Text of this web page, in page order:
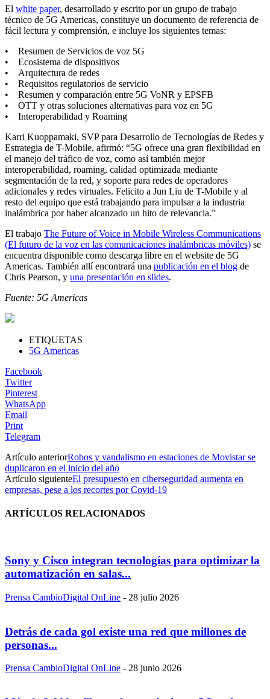
El white paper, desarrollado y escrito por un grupo de trabajo
técnico de 5G Americas, constituye un documento de referencia de
fácil lectura y comprensión, e incluye los siguientes temas:
• Resumen de Servicios de voz 5G
• Ecosistema de dispositivos
• Arquitectura de redes
• Requisitos regulatorios de servicio
• Resumen y comparación entre 5G VoNR y EPSFB
• OTT y otras soluciones alternativas para voz en 5G
• Interoperabilidad y Roaming
Karri Kuoppamaki, SVP para Desarrollo de Tecnologías de Redes y
Estrategia de T-Mobile, afirmó: “5G ofrece una gran flexibilidad en
el manejo del tráfico de voz, como así también mejor
interoperabilidad, roaming, calidad optimizada mediante
segmentación de la red, y soporte para redes de operadores
adicionales y redes virtuales. Felicito a Jun Liu de T-Mobile y al
resto del equipo que está trabajando para impulsar a la industria
inalámbrica por haber alcanzado un hito de relevancia.”
El trabajo The Future of Voice in Mobile Wireless Communications
(El futuro de la voz en las comunicaciones inalámbricas móviles) se
encuentra disponible como descarga libre en el website de 5G
Americas. También allí encontrará una publicación en el blog de
Chris Pearson, y una presentación en slides.
Fuente: 5G Americas
ETIQUETAS
5G Americas
Facebook
Twitter
Pinterest
WhatsApp
Email
Print
Telegram
Artículo anteriorRobos y vandalismo en estaciones de Movistar se
duplicaron en el inicio del año
Artículo siguienteEl presupuesto en ciberseguridad aumenta en
empresas, pese a los recortes por Covid-19
ARTÍCULOS RELACIONADOS
Sony y Cisco integran tecnologías para optimizar la
automatización en salas...
Prensa CambioDigital OnLine - 28 julio 2026
Detrás de cada gol existe una red que millones de
personas...
Prensa CambioDigital OnLine - 28 junio 2026